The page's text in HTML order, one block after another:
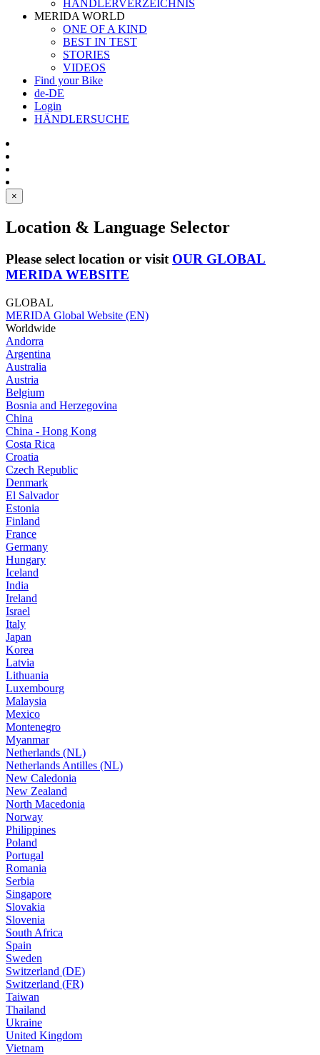
HÄNDLERVERZEICHNIS
MERIDA WORLD
ONE OF A KIND
BEST IN TEST
STORIES
VIDEOS
Find your Bike
de-DE
Login
HÄNDLERSUCHE
×
Location & Language Selector
Please select location or visit OUR GLOBAL
MERIDA WEBSITE
GLOBAL
MERIDA Global Website (EN)
Worldwide
Andorra
Argentina
Australia
Austria
Belgium
Bosnia and Herzegovina
China
China - Hong Kong
Costa Rica
Croatia
Czech Republic
Denmark
El Salvador
Estonia
Finland
France
Germany
Hungary
Iceland
India
Ireland
Israel
Italy
Japan
Korea
Latvia
Lithuania
Luxembourg
Malaysia
Mexico
Montenegro
Myanmar
Netherlands (NL)
Netherlands Antilles (NL)
New Caledonia
New Zealand
North Macedonia
Norway
Philippines
Poland
Portugal
Romania
Serbia
Singapore
Slovakia
Slovenia
South Africa
Spain
Sweden
Switzerland (DE)
Switzerland (FR)
Taiwan
Thailand
Ukraine
United Kingdom
Vietnam